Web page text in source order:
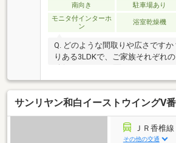
南向き 駐車場あり
モニタ付インターホ
ン
浴室乾燥機
Q. どのような間取りや広さですか
りある3LDKで、ご家族それぞれ
確保できます。3面バルコニーに
す。Q. 設備のリニューアル状況は
内をリフォーム済ですQ. 電車や
ですか？A. 西鉄「唐の原」駅徒歩
の平置き駐車場が月額6000円で
車も活用しやすい立地です。Q. 周
えてください。A. 徒歩約6分の場
サンリヤン和白イーストウイングⅤ
ＪＲ香椎
その他の交通